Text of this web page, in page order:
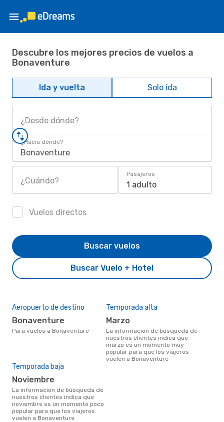
Descubre los mejores precios de vuelos a
Bonaventure
Ida y vuelta Solo ida
¿Desde dónde?
¿Hacia dónde?
Bonaventure
¿Cuándo?
Pasajeros
1 adulto
Vuelos directos
Buscar Vuelo + Hotel
Buscar vuelos
Aeropuerto de destino
Bonaventure
Para vuelos a Bonaventure
Temporada alta
marzo
La información de búsqueda de
nuestros clientes indica que
marzo es un momento muy
popular para que los viajeros
vuelen a Bonaventure
Temporada baja
noviembre
La información de búsqueda de
nuestros clientes indica que
noviembre es un momento poco
popular para que los viajeros
vuelen a Bonaventure